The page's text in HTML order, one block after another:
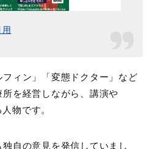
ィン」「変態ドクター」など
を経営しながら、講演や
物です。
自の意見を発信していまし